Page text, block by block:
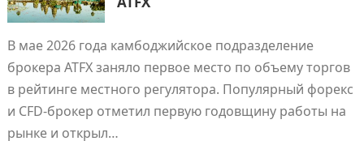
В мае 2026 года камбоджийское подразделение
брокера ATFX заняло первое место по объему торгов
в рейтинге местного регулятора. Популярный форекс
и CFD-брокер отметил первую годовщину работы на
рынке и открыл…